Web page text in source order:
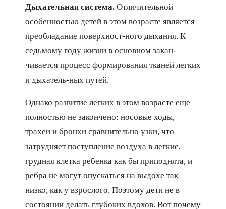
Дыхательная система. Отличительной
особенностью детей в этом возрасте является
преобладание поверхност-ного дыхания. К
седьмому году жизни в основном закан-
чивается процесс формирования тканей легких
и дыхатель-ных путей.
Однако развитие легких в этом возрасте еще
полностью не закончено: носовые ходы,
трахеи и бронхи сравнительно узки, что
затрудняет поступление воздуха в легкие,
грудная клетка ребенка как бы приподнята, и
ребра не могут опускаться на выдохе так
низко, как у взрослого. Поэтому дети не в
состоянии делать глубоких вдохов. Вот почему